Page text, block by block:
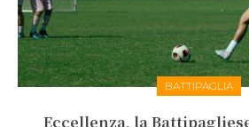
BATTIPAGLIA
Eccellenza, la